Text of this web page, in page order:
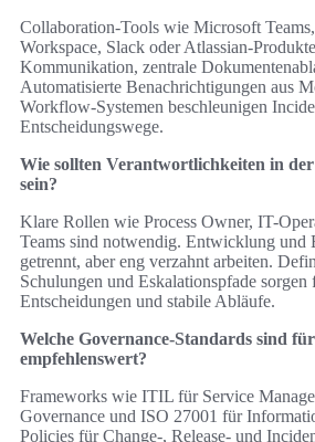
Collaboration-Tools wie Microsoft
Workspace, Slack oder Atlassian-
Kommunikation, zentrale
Automatisierte Benachrichtigungen aus
Workflow-Systemen beschleunigen
Entscheidungswege.
Wie sollten Verantwortlichkeiten in
sein?
Klare Rollen wie Process Owner, IT-
Teams sind notwendig. Entwicklung und
getrennt, aber eng verzahnt arbeiten.
Schulungen und Eskalationspfade sorgen
Entscheidungen und stabile Abläufe.
Welche Governance-Standards sind
empfehlenswert?
Frameworks wie ITIL für Service
Governance und ISO 27001 für
Policies für Change-, Release- und